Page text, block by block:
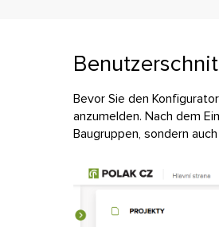
Bevor Sie den
anzumelden. Nach dem
Baugruppen, sondern